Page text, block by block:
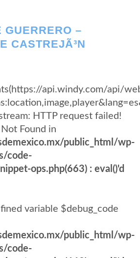
GUERRERO –
CASTREJÃ³N
api.windy.com/api/
HTTP request failed!
Found in
public_html/wp-
code-
ops.php(663) : eval()'d
variable $debug_code
public_html/wp-
code-